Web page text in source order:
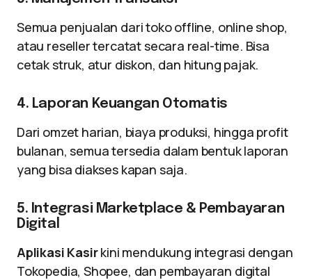
Semua penjualan dari toko offline, online shop,
atau reseller tercatat secara real-time. Bisa
cetak struk, atur diskon, dan hitung pajak.
4. Laporan Keuangan Otomatis
Dari omzet harian, biaya produksi, hingga profit
bulanan, semua tersedia dalam bentuk laporan
yang bisa diakses kapan saja.
5. Integrasi Marketplace & Pembayaran
Digital
Aplikasi Kasirkini mendukung integrasi dengan
Tokopedia, Shopee, dan pembayaran digital